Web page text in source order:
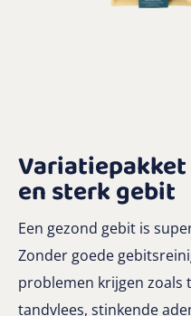
Variatiepakket
en sterk gebit
Een gezond gebit is
Zonder goede
problemen krijgen zoals
tandvlees, stinkende